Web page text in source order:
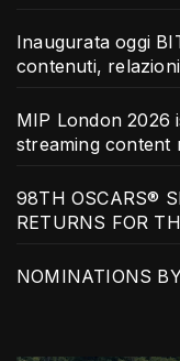
Inaugurata oggi
contenuti,
MIP London 2026
streaming content
98TH OSCARS®
RETURNS FOR
NOMINATIONS